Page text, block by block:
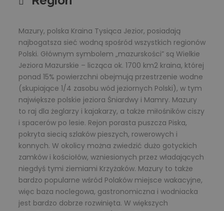
Mazury, polska Kraina Tysiąca Jezior, posiadają
najbogatsza sieć wodną spośród wszystkich regionów
Polski. Głównym symbolem „mazurskości” są Wielkie
Jeziora Mazurskie – licząca ok. 1700 km2 kraina, której
ponad 15% powierzchni obejmują przestrzenie wodne
(skupiające 1/4 zasobu wód jeziornych Polski), w tym
największe polskie jeziora Śniardwy i Mamry. Mazury
to raj dla żeglarzy i kajakarzy, a także miłośników ciszy
i spacerów po lesie. Rejon porasta puszcza Piska,
pokryta siecią szlaków pieszych, rowerowych i
konnych. W okolicy można zwiedzić dużo gotyckich
zamków i kościołów, wzniesionych przez władających
niegdyś tymi ziemiami Krzyżaków. Mazury to także
bardzo popularne wśród Polaków miejsce wakacyjne,
więc baza noclegowa, gastronomiczna i wodniacka
jest bardzo dobrze rozwinięta. W większych